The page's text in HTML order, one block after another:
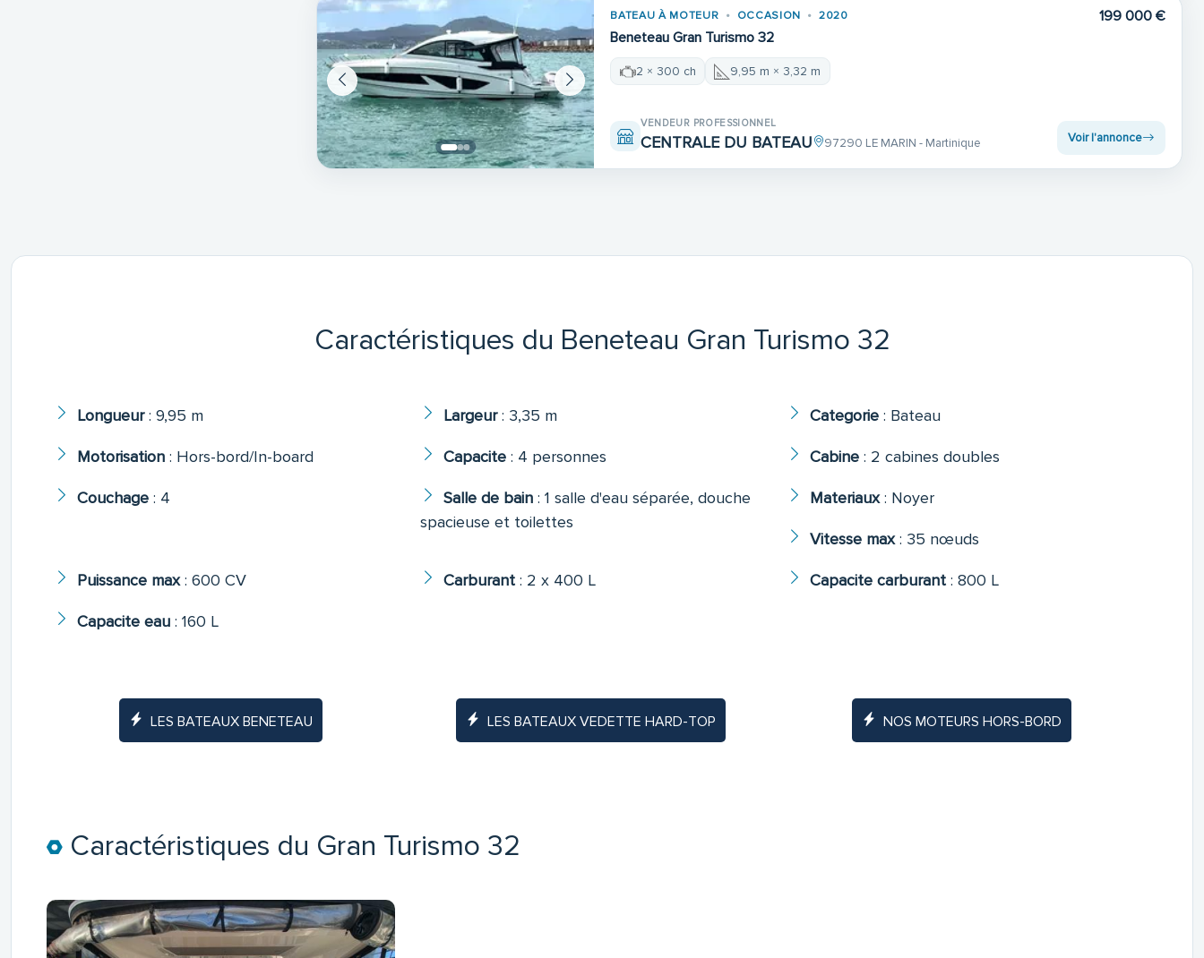
BATEAU À MOTEUR OCCASION 2020
Beneteau Gran Turismo 32
199 000 €
2 × 300 ch 9,95 m × 3,32 m
VENDEUR PROFESSIONNEL
CENTRALE DU BATEAU 97290 LE MARIN - Martinique Voir l'annonce
Caractéristiques du Beneteau Gran Turismo 32
Longueur: 9,95 m Largeur: 3,35 m Categorie : Bateau
Motorisation: Hors-bord/In-board Capacite : 4 personnes Cabine : 2 cabines doubles
Couchage: 4 Salle de bain :1 salle d'eau séparée, douche
spacieuse et toilettes
Materiaux: Noyer
Vitesse max: 35 nœuds
Puissance max: 600 CV Carburant : 2 x 400 L Capacite carburant :800 L
Capacite eau: 160 L
LES BATEAUX BENETEAU LES BATEAUX VEDETTE HARD-TOP NOS MOTEURS HORS-BORD
Caractéristiques du Gran Turismo 32